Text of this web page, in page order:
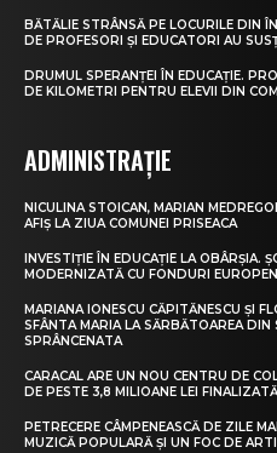
BĂTĂLIE STRÂNSĂ PE LOCURILE DIN
DE PROFESORI ȘI EDUCATORI AU
DRUMUL SPERANȚEI ÎN EDUCAȚIE.
DE KILOMETRI PENTRU ELEVII DIN
ADMINISTRAȚIE
NICULINA STOICAN, MARIAN
AFIȘ LA ZIUA COMUNEI PRISEACA
INVESTIȚIE ÎN EDUCAȚIE LA OBÂRȘIA.
MODERNIZATĂ CU FONDURI
MARIANA IONESCU CĂPITĂNESCU ȘI
SFÂNTA MARIA LA SĂRBĂTOAREA
SPRÂNCENATA
CARACAL ARE UN NOU CENTRU DE
DE PESTE 3,8 MILIOANE LEI
PETRECERE CÂMPENEASCĂ DE ZILE
MUZICĂ POPULARĂ ȘI UN FOC DE